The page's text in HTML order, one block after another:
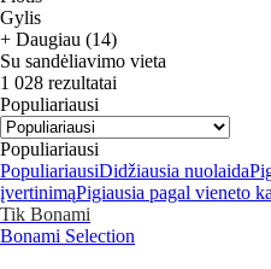
Gylis
+ Daugiau (14)
Su sandėliavimo vieta
1 028 rezultatai
Populiariausi
Populiariausi
PopuliariausiDidžiausia nuolaida
įvertinimąPigiausia pagal vieneto
Tik Bonami
Bonami Selection